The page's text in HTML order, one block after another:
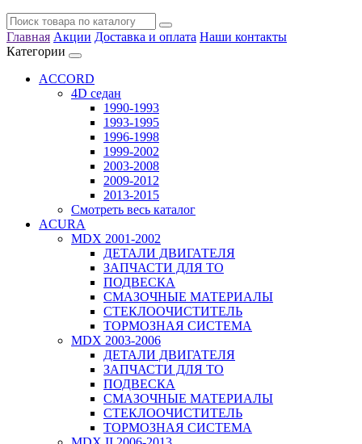
Главная Акции Доставка и оплата Наши контакты
Категории
ACCORD
4D седан
1990-1993
1993-1995
1996-1998
1999-2002
2003-2008
2009-2012
2013-2015
Смотреть весь каталог
ACURA
MDX 2001-2002
ДЕТАЛИ ДВИГАТЕЛЯ
ЗАПЧАСТИ ДЛЯ ТО
ПОДВЕСКА
СМАЗОЧНЫЕ МАТЕРИАЛЫ
СТЕКЛООЧИСТИТЕЛЬ
ТОРМОЗНАЯ СИСТЕМА
MDX 2003-2006
ДЕТАЛИ ДВИГАТЕЛЯ
ЗАПЧАСТИ ДЛЯ ТО
ПОДВЕСКА
СМАЗОЧНЫЕ МАТЕРИАЛЫ
СТЕКЛООЧИСТИТЕЛЬ
ТОРМОЗНАЯ СИСТЕМА